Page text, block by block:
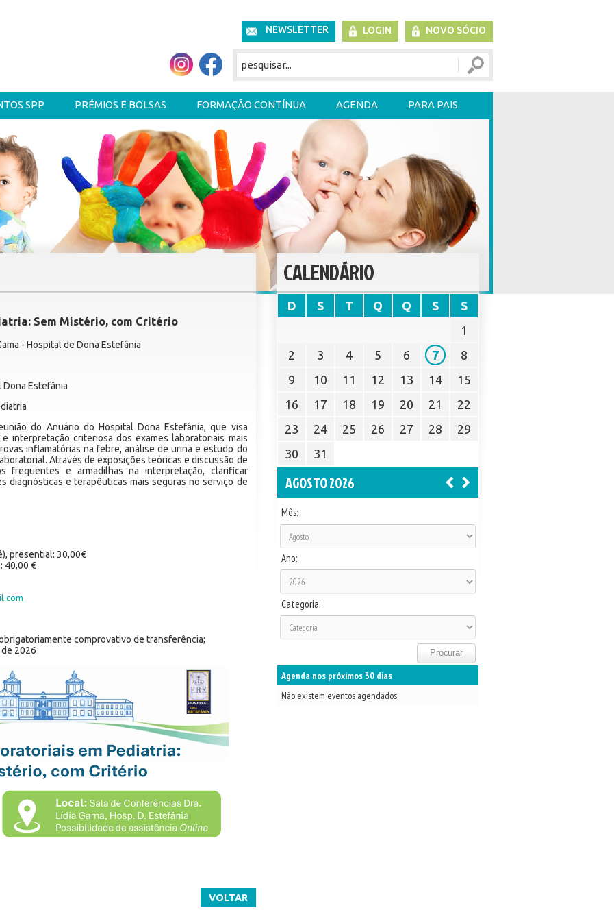
NEWSLETTER LOGIN NOVO SÓCIO
SPP PRÉMIOS E BOLSAS FORMAÇÃO CONTÍNUA AGENDA PARA PAIS
Sem Mistério, com Critério
- Hospital de Dona Estefânia
Dona Estefânia
do Anuário do Hospital Dona Estefânia, que visa
interpretação criteriosa dos exames laboratoriais mais
inflamatórias na febre, análise de urina e estudo do
Através de exposições teóricas e discussão de
frequentes e armadilhas na interpretação, clarificar
diagnósticas e terapêuticas mais seguras no serviço de
presential: 30,00€
40,00 €
comprovativo de transferência;
2026
VOLTAR
CALENDÁRIO
D S T Q Q S
S
1
2
3 4 5 6 7
8
9
10 11 12 13 14
15
16
17 18 19 20 21
22
23
24 25 26 27 28
29
30
31
AGOSTO 2026
Mês:
Ano:
Categoria:
Agenda nos próximos 30 dias
Não existem eventos agendados